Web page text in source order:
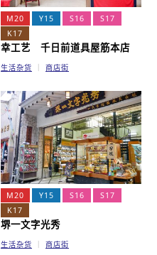
M20 Y15 S16
S17
K17
幸工艺 千日前道具屋筋本店
生活杂货 商店街
M20 Y15 S16
S17
K17
堺一文字光秀
生活杂货 商店街